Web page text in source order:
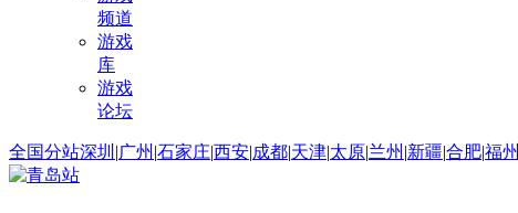
频道
游戏
库
游戏
论坛
全国分站深圳 |广州 |石家庄|西安|成都|天津|太原|兰州 |新疆|合肥|福州